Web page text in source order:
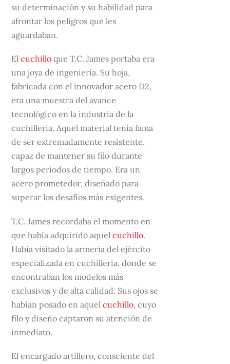
su determinación y su habilidad para
afrontar los peligros que les
aguardaban.
Elcuchillo que T.C. James portaba era
una joya de ingeniería. Su hoja,
fabricada con el innovador acero D2,
era una muestra del avance
tecnológico en la industria de la
cuchillería. Aquel material tenía fama
de ser extremadamente resistente,
capaz de mantener su filo durante
largos periodos de tiempo. Era un
acero prometedor, diseñado para
superar los desafíos más exigentes.
T.C. James recordaba el momento en
que había adquirido aquelcuchillo.
Había visitado la armería del ejército
especializada en cuchillería, donde se
encontraban los modelos más
exclusivos y de alta calidad. Sus ojos se
habían posado en aquelcuchillo, cuyo
filo y diseño captaron su atención de
inmediato.
El encargado artillero, consciente del